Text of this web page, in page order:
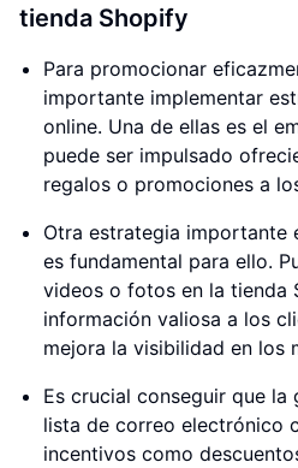
tienda Shopify
Para promocionar
importante implementar
online. Una de ellas es el
puede ser impulsado
regalos o promociones a
Otra estrategia importante
es fundamental para ello.
videos o fotos en la tienda
información valiosa a los
mejora la visibilidad en los
Es crucial conseguir que la
lista de correo electrónico
incentivos como